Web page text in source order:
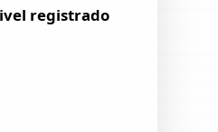
registrado